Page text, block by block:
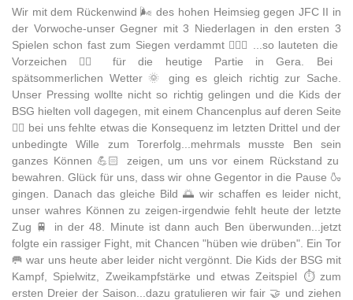
Wir mit dem Rückenwind 🌬️ des hohen Heimsieg gegen JFC II in
der Vorwoche-unser Gegner mit 3 Niederlagen in den ersten 3
Spielen schon fast zum Siegen verdammt 🧙🏼‍♂️ ...so lauteten die
Vorzeichen ☝🏻 für die heutige Partie in Gera. Bei
spätsommerlichen Wetter 🌞 ging es gleich richtig zur Sache.
Unser Pressing wollte nicht so richtig gelingen und die Kids der
BSG hielten voll dagegen, mit einem Chancenplus auf deren Seite
👉🏻 bei uns fehlte etwas die Konsequenz im letzten Drittel und der
unbedingte Wille zum Torerfolg...mehrmals musste Ben sein
ganzes Können 💪🏻 zeigen, um uns vor einem Rückstand zu
bewahren. Glück für uns, dass wir ohne Gegentor in die Pause 🍶
gingen. Danach das gleiche Bild 🌅 wir schaffen es leider nicht,
unser wahres Können zu zeigen-irgendwie fehlt heute der letzte
Zug 🚆 in der 48. Minute ist dann auch Ben überwunden...jetzt
folgte ein rassiger Fight, mit Chancen "hüben wie drüben". Ein Tor
🥅 war uns heute aber leider nicht vergönnt. Die Kids der BSG mit
Kampf, Spielwitz, Zweikampfstärke und etwas Zeitspiel ⏱️ zum
ersten Dreier der Saison...dazu gratulieren wir fair 🤝 und ziehen